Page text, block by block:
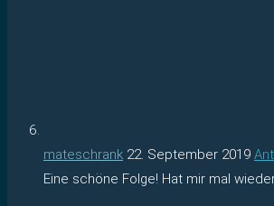
mateschrank 22. September 2019
Eine schöne Folge! Hat mir mal